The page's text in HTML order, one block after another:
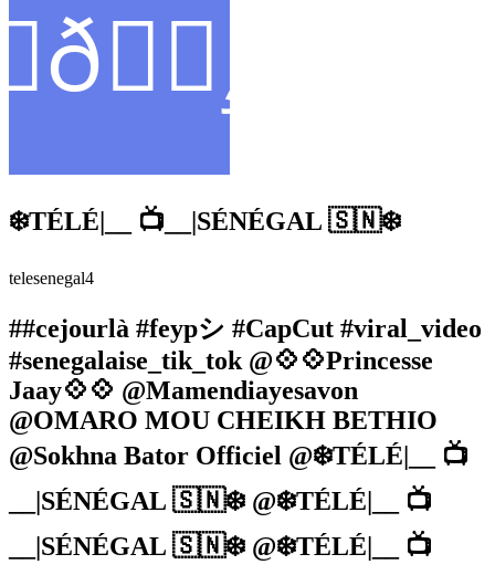
❄️TÉLÉ|__ 📺__|SÉNÉGAL 🇸🇳❄️
telesenegal4
##cejourlà #feypシ #CapCut #viral_video
#senegalaise_tik_tok @💠💠Princesse
Jaay💠💠 @Mamendiayesavon
@OMARO MOU CHEIKH BETHIO
@Sokhna Bator Officiel @❄️TÉLÉ|__ 📺
__|SÉNÉGAL 🇸🇳❄️ @❄️TÉLÉ|__ 📺
__|SÉNÉGAL 🇸🇳❄️ @❄️TÉLÉ|__ 📺